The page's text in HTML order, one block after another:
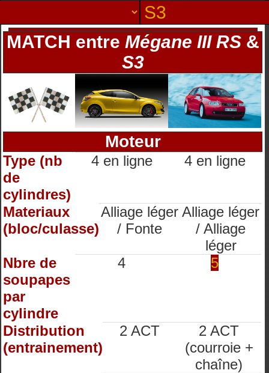
MATCH entre Mégane III RS&
S3
Moteur
Type (nb
de
cylindres)
4 en ligne 4 en ligne
Materiaux
(bloc/culasse)
Alliage léger
/ Fonte
Alliage léger
/ Alliage
léger
Nbre de
soupapes
par
cylindre
4 5
Distribution
(entrainement)
2 ACT
2 ACT
(courroie +
chaîne)